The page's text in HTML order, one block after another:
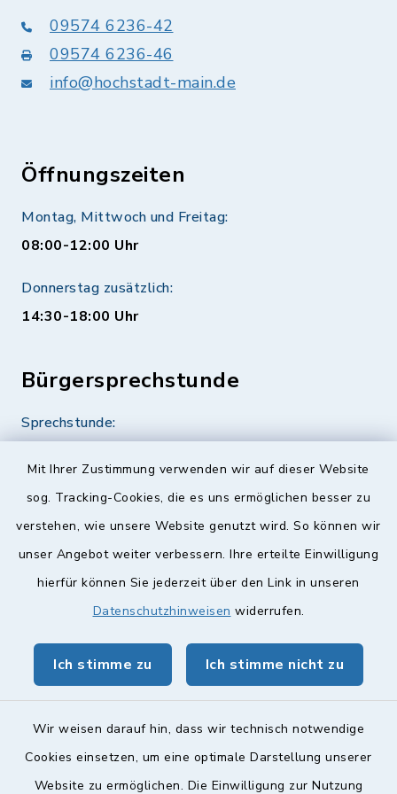
Mit Ihrer Zustimmung verwenden wir auf dieser Website
sog. Tracking-Cookies, die es uns ermöglichen besser zu
verstehen, wie unsere Website genutzt wird. So können wir
unser Angebot weiter verbessern. Ihre erteilte Einwilligung
hierfür können Sie jederzeit über den Link in unseren
Datenschutzhinweisen widerrufen.
Ich stimme zu Ich stimme nicht zu
Wir weisen darauf hin, dass wir technisch notwendige
Cookies einsetzen, um eine optimale Darstellung unserer
Website zu ermöglichen. Die Einwilligung zur Nutzung
09574 6236-42
09574 6236-46
info@hochstadt-main.de
Öffnungszeiten
Montag, Mittwoch und Freitag:
08:00-12:00 Uhr
Donnerstag zusätzlich:
14:30-18:00 Uhr
Bürgersprechstunde
Sprechstunde:
Quicklinks
Landkreis Lichtenfels
geoPortal Lichtenfels